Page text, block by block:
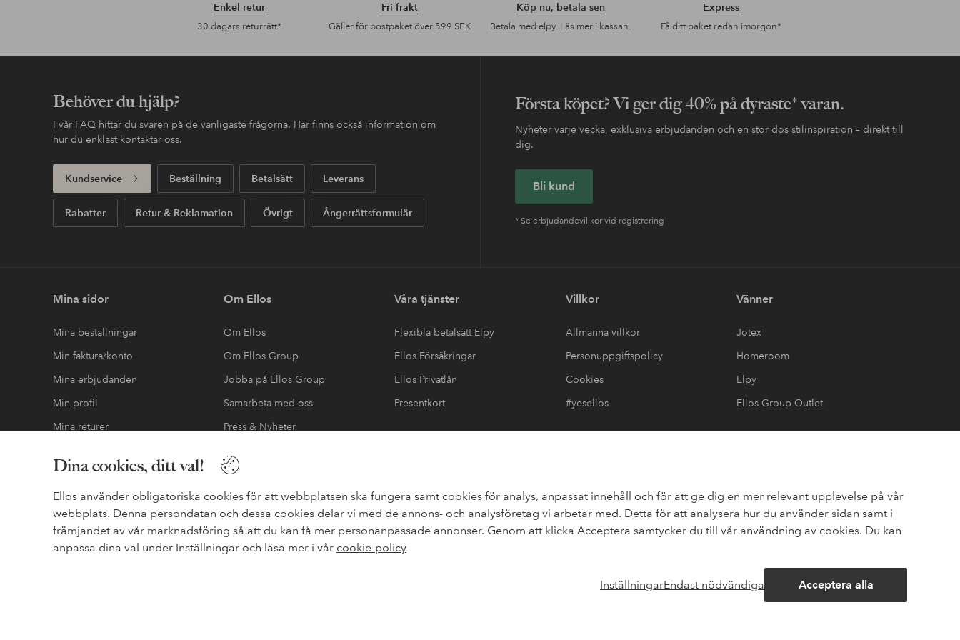
Dina cookies, ditt val!
Ellos använder obligatoriska cookies för att webbplatsen ska fungera samt cookies för analys, anpassat innehåll och för att ge dig en mer relevant upplevelse på vår
webbplats. Denna persondatan och dessa cookies delar vi med de annons- och analysföretag vi arbetar med. Detta för att analysera hur du använder sidan samt i
främjandet av vår marknadsföring så att du kan få mer personanpassade annonser. Genom att klicka Acceptera samtycker du till vår användning av cookies. Du kan
anpassa dina val under Inställningar och läsa mer i vår cookie-policy
Acceptera alla
Endast nödvändiga
Inställningar
Enkel retur
30 dagars returrätt*
Fri frakt
Gäller för postpaket över 599 SEK
Köp nu, betala sen
Betala med elpy. Läs mer i kassan.
Express
Få ditt paket redan imorgon*
Behöver du hjälp?
I vår FAQ hittar du svaren på de vanligaste frågorna. Här finns också information om
hur du enklast kontaktar oss.
Kundservice Beställning Betalsätt Leverans
Rabatter Retur & Reklamation Övrigt Ångerrättsformulär
Första köpet? Vi ger dig 40% på dyraste* varan.
Nyheter varje vecka, exklusiva erbjudanden och en stor dos stilinspiration – direkt till
dig.
Bli kund
* Se erbjudandevillkor vid registrering
Mina sidor
Mina beställningar
Min faktura/konto
Mina erbjudanden
Min profil
Mina returer
Om Ellos
Om Ellos
Om Ellos Group
Jobba på Ellos Group
Samarbeta med oss
Press & Nyheter
Tillgänglighetsredogörelse
Våra tjänster
Flexibla betalsätt Elpy
Ellos Försäkringar
Ellos Privatlån
Presentkort
Villkor
Allmänna villkor
Personuppgiftspolicy
Cookies
#yesellos
Vänner
Jotex
Homeroom
Elpy
Ellos Group Outlet
Säkra betalningar - Betala direkt eller dela upp
Vill du veta mer om våra betalalternativ? elpy